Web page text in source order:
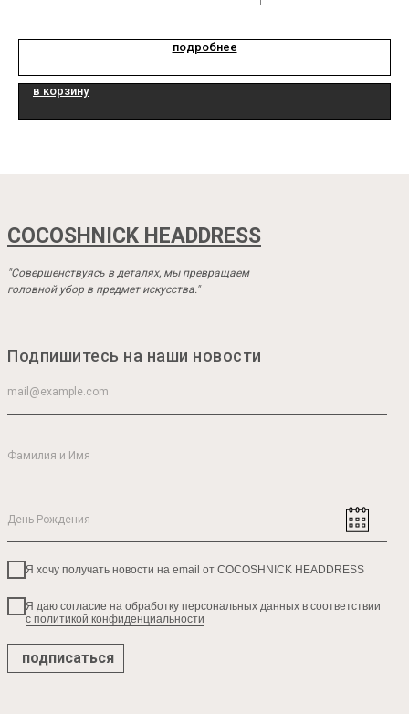
подробнее
в корзину
"Совершенствуясь в деталях, мы превращаем
головной убор в предмет искусства."
COCOSHNICK HEADDRESS
Я хочу получать новости на email от COCOSHNICK HEADDRESS
Я даю согласие на обработку персональных данных в соответствии
с политикой конфиденциальности
подписаться
Подпишитесь на наши новости